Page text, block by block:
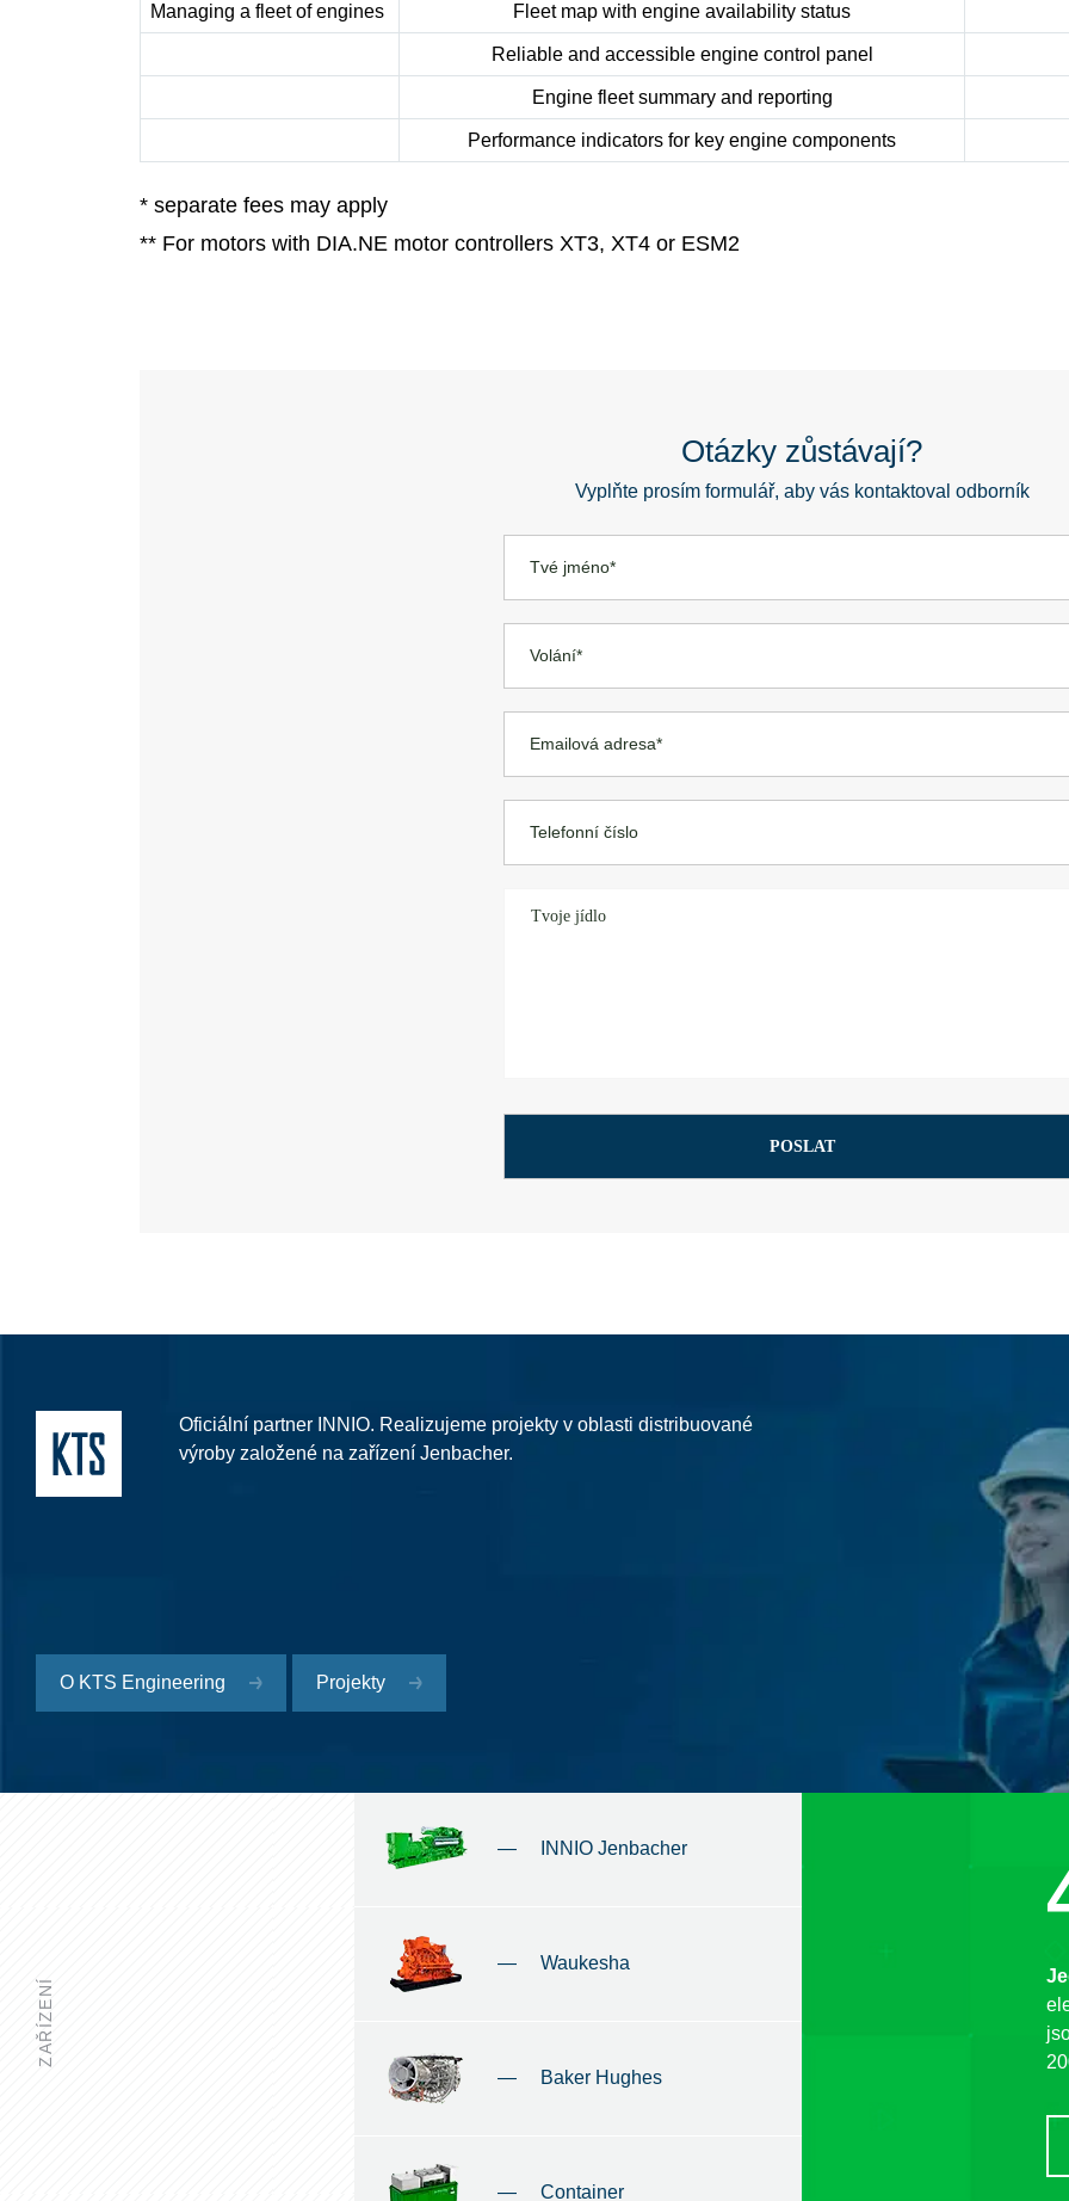
Managing a fleet of engines Fleet map with engine availability status
Reliable and accessible engine control panel
Engine fleet summary and reporting
Performance indicators for key engine components
* separate fees may apply
** For motors with DIA.NE motor controllers XT3, XT4 or ESM2
Otázky zůstávají?
Vyplňte prosím formulář, aby vás kontaktoval odborník
Oficiální partner INNIO. Realizujeme projekty v oblasti distribuované
výroby založené na zařízení Jenbacher.
O KTS Engineering Projekty
ZAŘÍZENÍ
— INNIO Jenbacher
— Waukesha
— Baker Hughes
— Container